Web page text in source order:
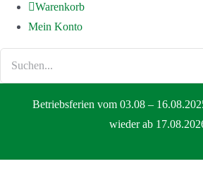
Warenkorb
Mein Konto
Betriebsferien vom 03.08 –
wieder ab